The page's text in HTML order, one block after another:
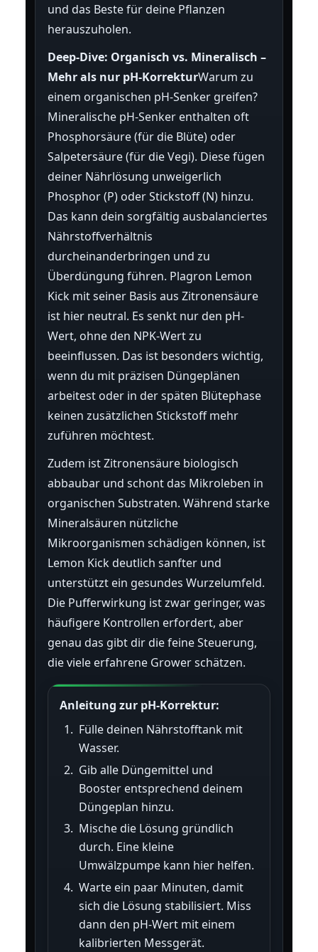
und das Beste für deine Pflanzen
herauszuholen.
Deep-Dive: Organisch vs. Mineralisch –
Mehr als nur pH-KorrekturWarum zu
einem organischen pH-Senker greifen?
Mineralische pH-Senker enthalten oft
Phosphorsäure (für die Blüte) oder
Salpetersäure (für die Vegi). Diese fügen
deiner Nährlösung unweigerlich
Phosphor (P) oder Stickstoff (N) hinzu.
Das kann dein sorgfältig ausbalanciertes
Nährstoffverhältnis
durcheinanderbringen und zu
Überdüngung führen. Plagron Lemon
Kick mit seiner Basis aus Zitronensäure
ist hier neutral. Es senkt nur den pH-
Wert, ohne den NPK-Wert zu
beeinflussen. Das ist besonders wichtig,
wenn du mit präzisen Düngeplänen
arbeitest oder in der späten Blütephase
keinen zusätzlichen Stickstoff mehr
zuführen möchtest.
Zudem ist Zitronensäure biologisch
abbaubar und schont das Mikroleben in
organischen Substraten. Während starke
Mineralsäuren nützliche
Mikroorganismen schädigen können, ist
Lemon Kick deutlich sanfter und
unterstützt ein gesundes Wurzelumfeld.
Die Pufferwirkung ist zwar geringer, was
häufigere Kontrollen erfordert, aber
genau das gibt dir die feine Steuerung,
die viele erfahrene Grower schätzen.
Anleitung zur pH-Korrektur:
Fülle deinen Nährstofftank mit
Wasser.
Gib alle Düngemittel und
Booster entsprechend deinem
Düngeplan hinzu.
Mische die Lösung gründlich
durch. Eine kleine
Umwälzpumpe kann hier helfen.
Warte ein paar Minuten, damit
sich die Lösung stabilisiert. Miss
dann den pH-Wert mit einem
kalibrierten Messgerät.